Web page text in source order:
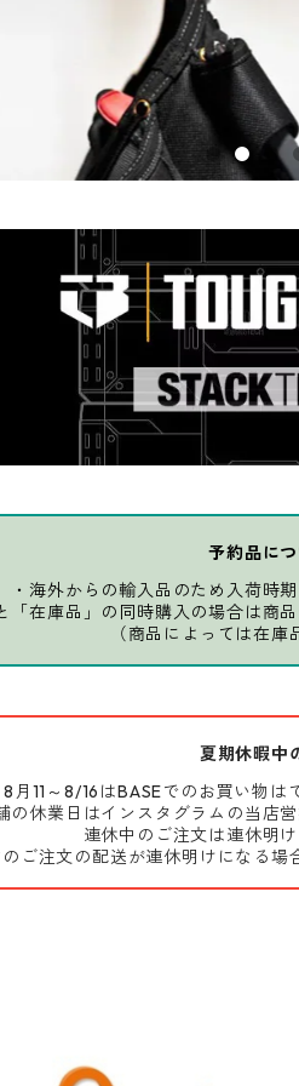
予約品に
・海外からの輸入品のため入荷時
「在庫品」の同時購入の場合は商
（商品によっては在庫
夏期休暇中
8月11～8/16はBASEでのお買い物は
の休業日はインスタグラムの当店
連休中のご注文は連休明
ご注文の配送が連休明けになる場